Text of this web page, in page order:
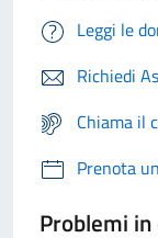
Leggi le
Richiedi
Chiama il
Prenota
Problemi